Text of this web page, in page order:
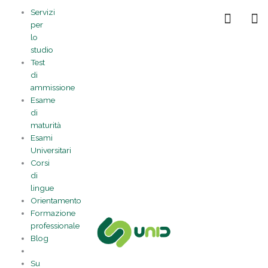
contenuto
Servizi
per
lo
studio
Test
di
ammissione
Esame
di
maturità
Esami
Universitari
Corsi
di
lingue
Orientamento
Formazione
professionale
Blog
Su